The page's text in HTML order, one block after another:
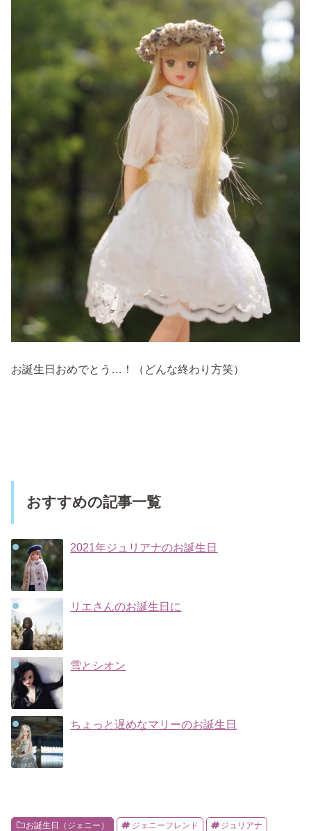
お誕生日おめでとう…！（どんな終わり方笑）
おすすめの記事一覧
2021年ジュリアナのお誕生日
リエさんのお誕生日に
雪とシオン
ちょっと遅めなマリーのお誕生日
お誕生日（ジェニー） ジェニーフレンド ジュリアナ